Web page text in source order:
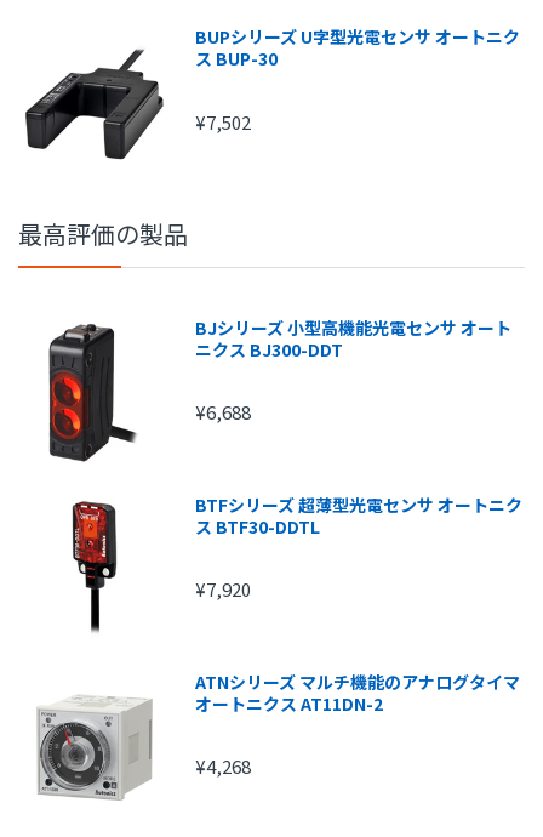
注文金額
1円～
20,000円～
25,000円～
525円
BUPシリーズ U字型光電センサ オートニク
ス BUP-30
¥7,502
最高評価の製品
BJシリーズ 小型高機能光電センサ オート
ニクス BJ300-DDT
¥6,688
BTFシリーズ 超薄型光電センサ オートニク
ス BTF30-DDTL
¥7,920
ATNシリーズ マルチ機能のアナログタイマ
オートニクス AT11DN-2
¥4,268